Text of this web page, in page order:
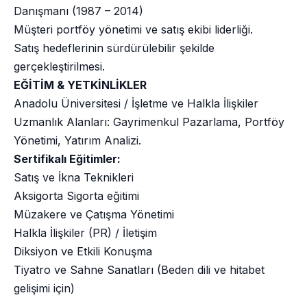
Danışmanı (1987 – 2014)
Müşteri portföy yönetimi ve satış ekibi liderliği.
Satış hedeflerinin sürdürülebilir şekilde
gerçekleştirilmesi.
EĞİTİM & YETKİNLİKLER
Anadolu Üniversitesi / İşletme ve Halkla İlişkiler
Uzmanlık Alanları: Gayrimenkul Pazarlama, Portföy
Yönetimi, Yatırım Analizi.
Sertifikalı Eğitimler:
Satış ve İkna Teknikleri
Aksigorta Sigorta eğitimi
Müzakere ve Çatışma Yönetimi
Halkla İlişkiler (PR) / İletişim
Diksiyon ve Etkili Konuşma
Tiyatro ve Sahne Sanatları (Beden dili ve hitabet
gelişimi için)